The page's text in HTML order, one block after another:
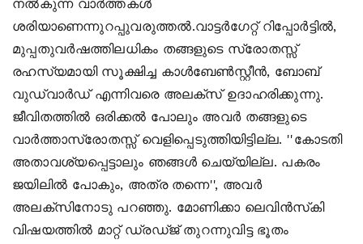
നല്‍കുന്ന വാര്‍ത്തകള്‍
ശരിയാണെന്നുറപ്പുവരുത്തല്‍.വാട്ടര്‍ഗേറ്റ് റിപ്പോര്‍ട്ടില്‍,
മുപ്പതുവര്‍ഷത്തിലധികം തങ്ങളുടെ സ്രോതസ്സ്
രഹസ്യമായി സൂക്ഷിച്ച കാള്‍ബേണ്‍സ്റ്റീന്‍, ബോബ്
വുഡ്‌വാര്‍ഡ് എന്നിവരെ അലക്‌സ് ഉദാഹരിക്കുന്നു.
ജീവിതത്തില്‍ ഒരിക്കല്‍ പോലും അവര്‍ തങ്ങളുടെ
വാര്‍ത്താസ്രോതസ്സ് വെളിപ്പെടുത്തിയിട്ടില്ല. ''കോടതി
അതാവശ്യപ്പെട്ടാലും ഞങ്ങള്‍ ചെയ്യില്ല. പകരം
ജയിലില്‍ പോകും, അത്ര തന്നെ'', അവര്‍
അലക്‌സിനോടു പറഞ്ഞു. മോണിക്കാ ലെവിന്‍സ്‌കി
വിഷയത്തില്‍ മാറ്റ് ഡ്രഡ്ജ് തുറന്നുവിട്ട ഭൂതം